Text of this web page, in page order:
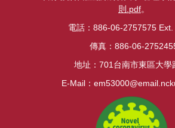
則.pdf。
電話：886-06-2757575
傳真：886-06-
地址：701台南市東區大學
E-Mail：